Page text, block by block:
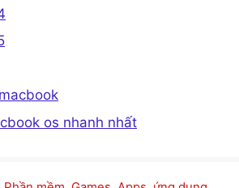
os nhanh nhất